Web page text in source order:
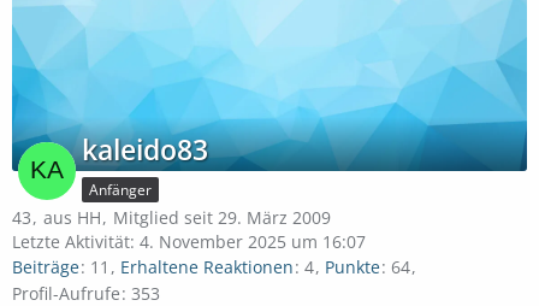
kaleido83
Anfänger
43 aus HH
Mitglied seit 29. März 2009
Letzte Aktivität: 4. November 2025 um 16:07
Beiträge 11 Erhaltene Reaktionen 4 Punkte 64
Profil-Aufrufe 353